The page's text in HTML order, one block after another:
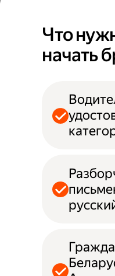
Что
начать